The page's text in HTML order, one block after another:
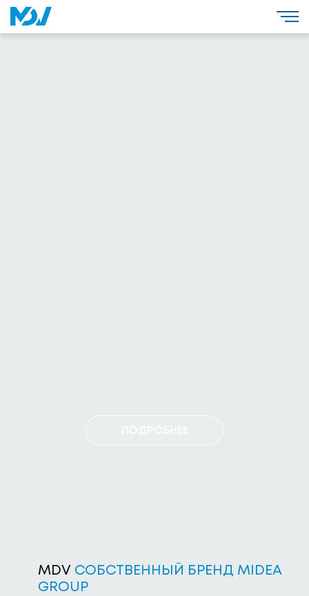
MDV СОБСТВЕННЫЙ БРЕНД MIDEA
GROUP